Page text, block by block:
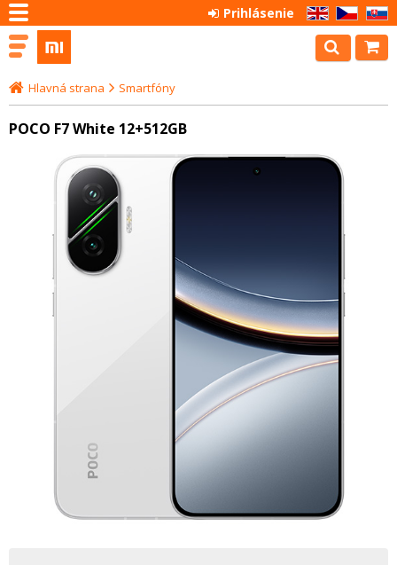
EN CZ SK
Prihlásenie
Hlavná strana Smartfóny
POCO F7 White 12+512GB